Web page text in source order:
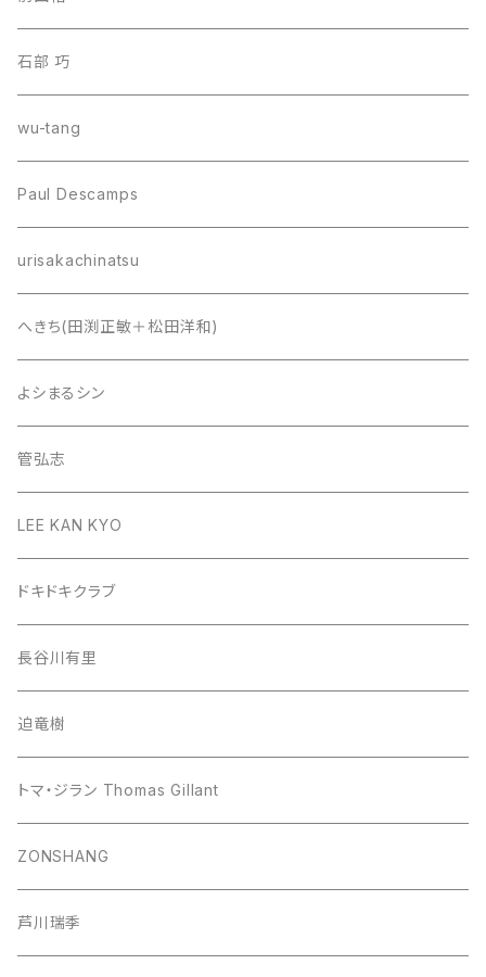
石部 巧
wu-tang
Paul Descamps
urisakachinatsu
へきち(田渕正敏＋松田洋和)
よシまるシン
管弘志
LEE KAN KYO
ドキドキクラブ
長谷川有里
迫竜樹
トマ・ジラン Thomas Gillant
ZONSHANG
芦川瑞季